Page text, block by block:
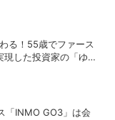
る！55歳でファース
現した投資家の「ゆる
「INMO GO3」は会